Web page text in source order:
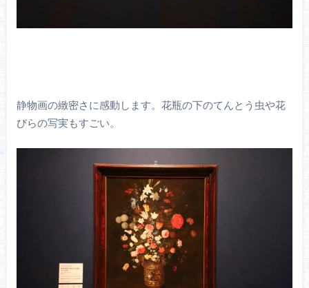
静物画の緻密さに感動します。花瓶の下のてんとう虫や花
びらの写実もすごい。